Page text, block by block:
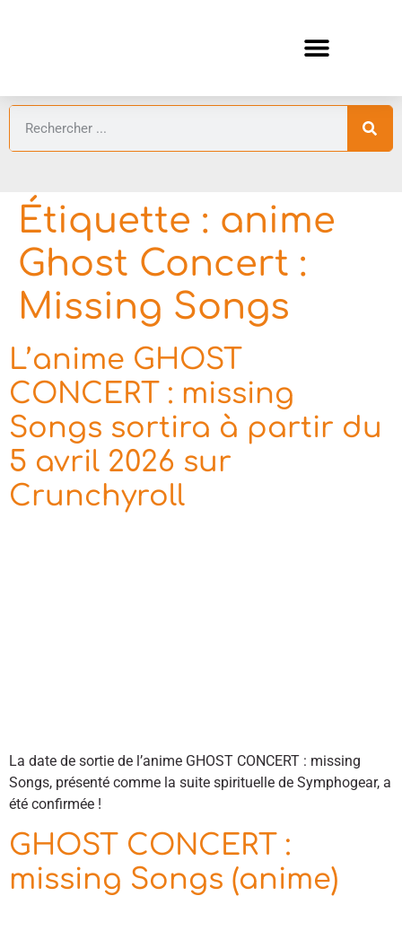
Étiquette : anime
Ghost Concert :
Missing Songs
L’anime GHOST
CONCERT : missing
Songs sortira à partir du
5 avril 2026 sur
Crunchyroll
La date de sortie de l’anime GHOST CONCERT : missing
Songs, présenté comme la suite spirituelle de Symphogear, a
été confirmée !
GHOST CONCERT :
missing Songs (anime)